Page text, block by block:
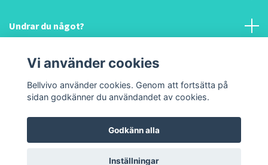
Undrar du något?
Information & hjälp!
Sociala medier
© 2026 Bellvivo.com
Vi använder cookies
Bellvivo använder cookies. Genom att fortsätta på
sidan godkänner du användandet av cookies.
Godkänn alla
Inställningar